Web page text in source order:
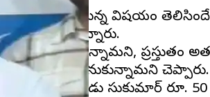
పొందుతున్న విషయం
తెలుసుకున్నారు.
తెలుసుకున్నామని, ప్రస్తుతం
అందించాలనుకున్నామని చెప్పారు.